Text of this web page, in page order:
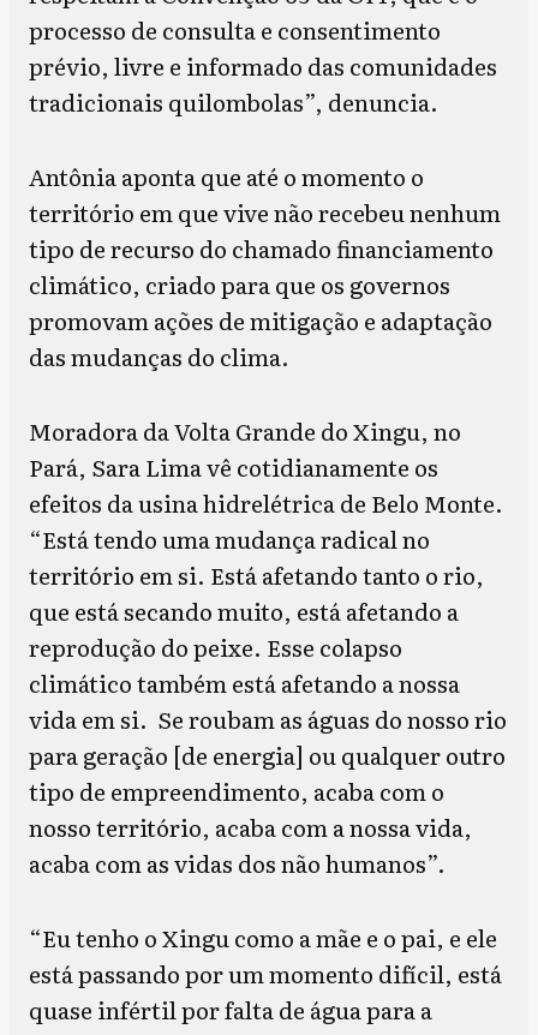
processo de consulta e consentimento
prévio, livre e informado das comunidades
tradicionais quilombolas”, denuncia.
Antônia aponta que até o momento o
território em que vive não recebeu nenhum
tipo de recurso do chamado financiamento
climático, criado para que os governos
promovam ações de mitigação e adaptação
das mudanças do clima.
Moradora da Volta Grande do Xingu, no
Pará, Sara Lima vê cotidianamente os
efeitos da usina hidrelétrica de Belo Monte.
“Está tendo uma mudança radical no
território em si. Está afetando tanto o rio,
que está secando muito, está afetando a
reprodução do peixe. Esse colapso
climático também está afetando a nossa
vida em si. Se roubam as águas do nosso rio
para geração [de energia] ou qualquer outro
tipo de empreendimento, acaba com o
nosso território, acaba com a nossa vida,
acaba com as vidas dos não humanos”.
“Eu tenho o Xingu como a mãe e o pai, e ele
está passando por um momento difícil, está
quase infértil por falta de água para a